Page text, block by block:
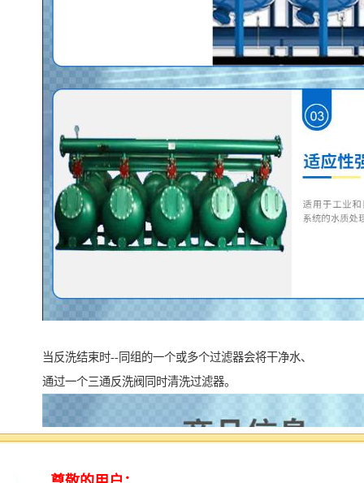
当反洗结束时--同组的一个或多个过滤器会将干净水、
通过一个三通反洗阀同时清洗过滤器。